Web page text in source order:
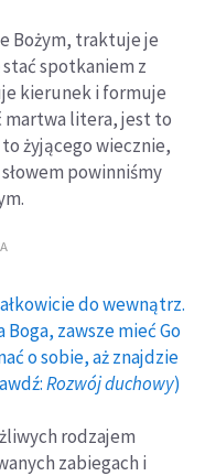
Bożym, traktuje je
spotkaniem z
kierunek i formuje
martwa litera, jest to
żyjącego wiecznie,
powinniśmy
do wewnątrz.
zawsze mieć Go
o sobie, aż znajdzie
Rozwój duchowy)
rodzajem
zabiegach i